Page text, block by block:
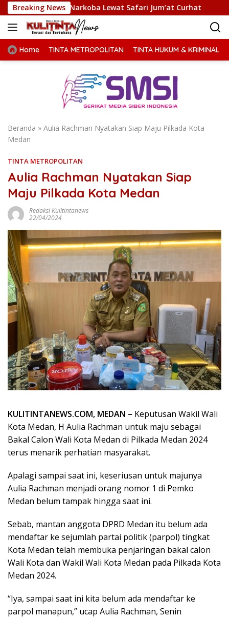
Langsung
ke
konten
Breaking News
Narkoba Lewat Safari Jum’at Curhat
Home TINTA METROPOLITAN TINTA HUKUM & KRIMINAL
Beranda » Aulia Rachman Nyatakan Siap Maju Pilkada Kota
Medan
TINTA METROPOLITAN
Aulia Rachman Nyatakan Siap
Maju Pilkada Kota Medan
Redaksi Kulitintanews
22/04/2024
KULITINTANEWS.COM, MEDAN – Keputusan Wakil Wali
Kota Medan, H Aulia Rachman untuk maju sebagai
Bakal Calon Wali Kota Medan di Pilkada Medan 2024
terus menarik perhatian masyarakat.
Apalagi sampai saat ini, keseriusan untuk majunya
Aulia Rachman menjadi orang nomor 1 di Pemko
Medan belum tampak hingga saat ini.
Sebab, mantan anggota DPRD Medan itu belum ada
mendaftar ke sejumlah partai politik (parpol) tingkat
Kota Medan telah membuka penjaringan bakal calon
Wali Kota dan Wakil Wali Kota Medan pada Pilkada Kota
Medan 2024.
“Iya, sampai saat ini kita belum ada mendaftar ke
parpol manapun,” ucap Aulia Rachman, Senin